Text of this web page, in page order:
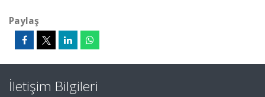
Paylaş
İletişim Bilgileri